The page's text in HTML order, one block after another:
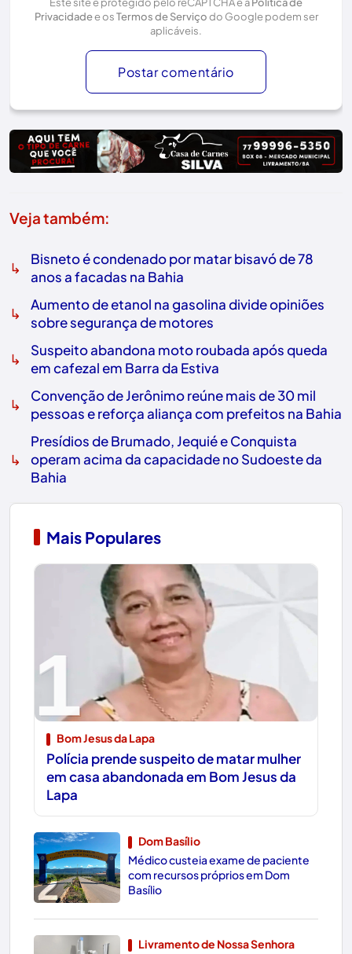
Privacidadee osTermos de Serviçodo Google podem ser
aplicáveis.
Postar comentário
Veja também:
↳
Bisneto é condenado por matar bisavó de 78
anos a facadas na Bahia
↳
Aumento de etanol na gasolina divide opiniões
sobre segurança de motores
↳
Suspeito abandona moto roubada após queda
em cafezal em Barra da Estiva
↳
Convenção de Jerônimo reúne mais de 30 mil
pessoas e reforça aliança com prefeitos na Bahia
↳
Presídios de Brumado, Jequié e Conquista
operam acima da capacidade no Sudoeste da
Bahia
Mais Populares
1
Bom Jesus da Lapa
Polícia prende suspeito de matar mulher
em casa abandonada em Bom Jesus da
Lapa
2
Dom Basílio
Médico custeia exame de paciente
com recursos próprios em Dom
Basílio
Livramento de Nossa Senhora